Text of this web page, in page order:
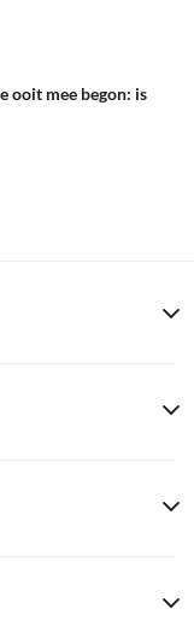
ooit mee begon: is